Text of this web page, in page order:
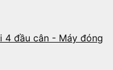
4 đầu cân - Máy đóng